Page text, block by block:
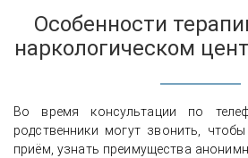
Особенности
наркологическом
Во время консультации по
родственники могут звонить,
приём, узнать преимущества